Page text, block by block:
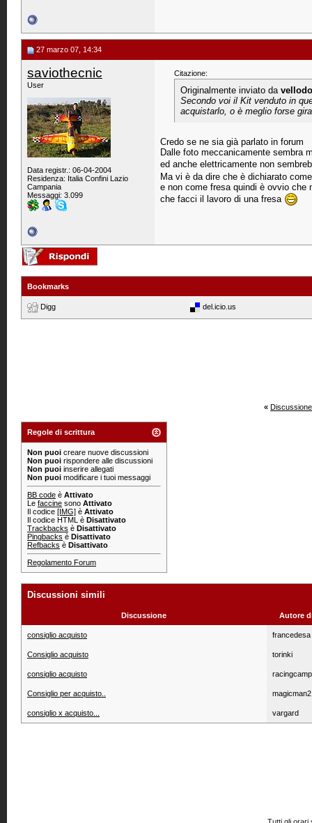
27 marzo 07, 14:34
saviothecnic
User
Data registr.: 06-04-2004
Residenza: Italia Confini Lazio
Campania
Messaggi: 3.099
Citazione:
Originalmente inviato da
Secondo voi il Kit venduto in
acquistarlo, o è meglio forse
Credo se ne sia già parlato in forum
Dalle foto meccanicamente sembra
ed anche elettricamente non
Ma vi è da dire che è dichiarato
e non come fresa quindi è ovvio che
che facci il lavoro di una fresa
Bookmarks
Digg del.icio.us
«
Regole di scrittura
Non puoi creare nuove discussioni
Non puoi rispondere alle discussioni
Non puoi inserire allegati
Non puoi modificare i tuoi messaggi
BB code è Attivato
Le faccine sono Attivato
Il codice [IMG] è Attivato
Il codice HTML è Disattivato
Trackbacks è Disattivato
Pingbacks è Disattivato
Refbacks è Disattivato
Regolamento Forum
Discussioni simili
Discussione Autore
consiglio acquisto francedesa
Consiglio acquisto torinki
consiglio acquisto
Consiglio per acquisto.. magicman2
consiglio x acquisto... vargard